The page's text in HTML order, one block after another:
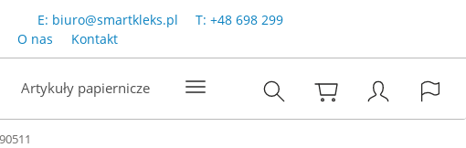
E: biuro@smartkleks.pl T: +48 698 299
O nas Kontakt
Artykuły papiernicze